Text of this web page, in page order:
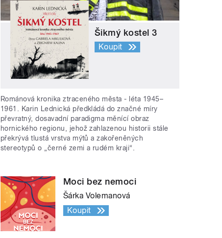
Šikmý kostel 3
Koupit
Románová kronika ztraceného města - léta 1945–
1961. Karin Lednická předkládá do značné míry
převratný, dosavadní paradigma měnící obraz
hornického regionu, jehož zahlazenou historii stále
překrývá tlustá vrstva mýtů a zakořeněných
stereotypů o „černé zemi a rudém kraji“.
Moci bez nemoci
Šárka Volemanová
Koupit